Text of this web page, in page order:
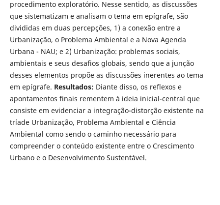
procedimento exploratório. Nesse sentido, as discussões
que sistematizam e analisam o tema em epígrafe, são
divididas em duas percepções, 1) a conexão entre a
Urbanização, o Problema Ambiental e a Nova Agenda
Urbana - NAU; e 2) Urbanização: problemas sociais,
ambientais e seus desafios globais, sendo que a junção
desses elementos propõe as discussões inerentes ao tema
em epígrafe. Resultados: Diante disso, os reflexos e
apontamentos finais rementem à ideia inicial-central que
consiste em evidenciar a integração-distorção existente na
tríade Urbanização, Problema Ambiental e Ciência
Ambiental como sendo o caminho necessário para
compreender o conteúdo existente entre o Crescimento
Urbano e o Desenvolvimento Sustentável.